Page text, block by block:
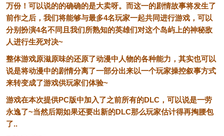
万份！可以说的的确确的是大卖呀。而这一的剧情故事将发生了
前作之后，我们将能够与最多4名玩家一起共同进行游戏，可以
分别扮演4名不同且我们所熟知的英雄们对这个岛屿上的神秘敌
人进行生死对决~
整体游戏原滋原味的还原了动漫中人物的各种能力，其实也可以
说是将动漫中的剧情分离了一部分出来以一个玩家操控叙事方式
来转变成了游戏供玩家们体验~
游戏在本次提供PC版中加入了之前所有的DLC，可以说是一劳
永逸了~当然后期如果还要出新的DLC那么玩家估计得再掏腰包
了..